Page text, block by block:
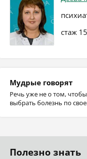
стаж
Мудрые говорят
Речь уже не о том,
выбрать болезнь по
Полезно знать